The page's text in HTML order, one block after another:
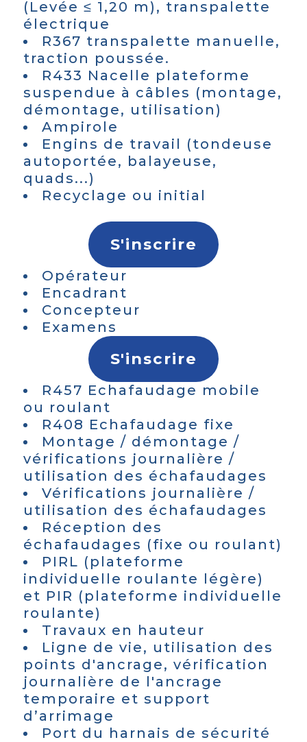
(Levée ≤ 1,20 m), transpalette
électrique
R367 transpalette manuelle,
traction poussée.
R433 Nacelle plateforme
suspendue à câbles (montage,
démontage, utilisation)
Ampirole
Engins de travail (tondeuse
autoportée, balayeuse,
quads...)
Recyclage ou initial
S'inscrire
Opérateur
Encadrant
Concepteur
Examens
S'inscrire
R457 Echafaudage mobile
ou roulant
R408 Echafaudage fixe
Montage / démontage /
vérifications journalière /
utilisation des échafaudages
Vérifications journalière /
utilisation des échafaudages
Réception des
échafaudages (fixe ou roulant)
PIRL (plateforme
individuelle roulante légère)
et PIR (plateforme individuelle
roulante)
Travaux en hauteur
Ligne de vie, utilisation des
points d'ancrage, vérification
journalière de l'ancrage
temporaire et support
d’arrimage
Port du harnais de sécurité